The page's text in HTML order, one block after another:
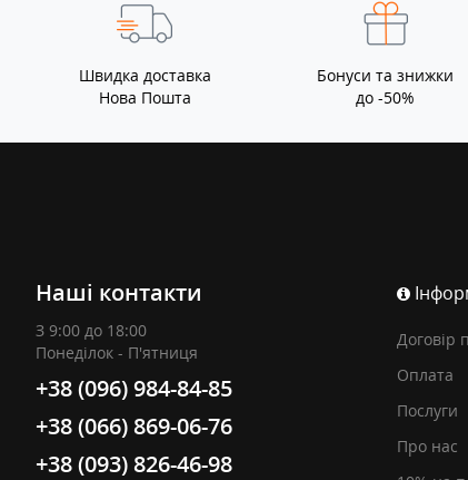
Швидка доставка
Нова Пошта
Бонуси та знижки
до -50%
Наші контакти
З 9:00 до 18:00
Понеділок - П'ятниця
+38 (096) 984-84-85
+38 (066) 869-06-76
+38 (093) 826-46-98
Договір
Оплата
Послуги
Про нас